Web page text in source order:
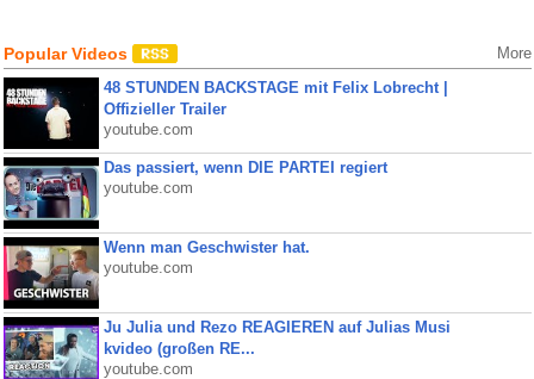
Popular Videos More
48 STUNDEN BACKSTAGE mit Felix Lobrecht |
Offizieller Trailer
youtube.com
Das passiert, wenn DIE PARTEI regiert
youtube.com
Wenn man Geschwister hat.
youtube.com
Ju Julia und Rezo REAGIEREN auf Julias Musi
kvideo (großen RE...
youtube.com